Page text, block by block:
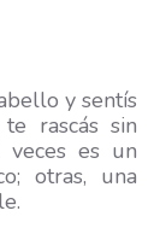
y sentís
rascás sin
veces es un
otras, una